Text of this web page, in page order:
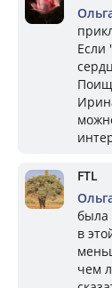
Если
FTL
была
в
чем